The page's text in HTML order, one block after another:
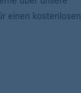
einen kostenlosen